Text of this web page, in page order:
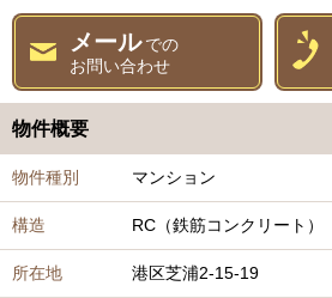
メール での
お問い合わせ
物件概要
物件種別 マンション
構造 RC（鉄筋コンクリート）
所在地 港区芝浦2-15-19